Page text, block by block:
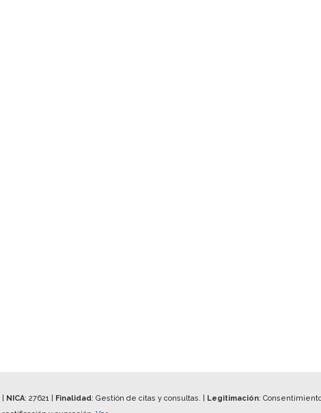
NICA: 27621| Finalidad: Gestión de citas y consultas. | Legitimación: